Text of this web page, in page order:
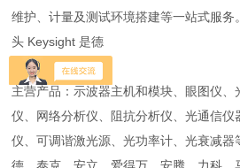
维护、计量及测试环境搭建等一站式服
头 Keysight 是德
主营产品：示波器主机和模块、眼图仪、
仪、网络分析仪、阻抗分析仪、光通信
仪、可调谐激光源、光功率计、光衰减器